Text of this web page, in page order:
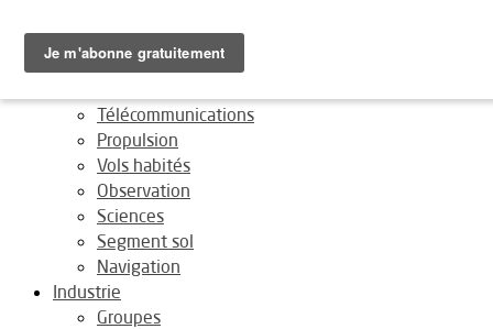
Espace
Télécommunications
Propulsion
Vols habités
Observation
Sciences
Segment sol
Navigation
Industrie
Groupes